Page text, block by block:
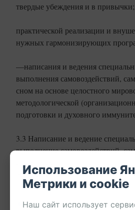
твердые убеждения и в привычки;
практической реализации и
нужных гармонизирующих
—написания и ведения
выполнения самовоздействий,
сном на основе целостного
методологической
подготовки и духовного
3.3 Написание и ведение
выполнение самовоздействий,
сном требует выполнения
рекомендаций:
Описание своей жизни по
Использование
Метрики и cookie
Наш сайт использует